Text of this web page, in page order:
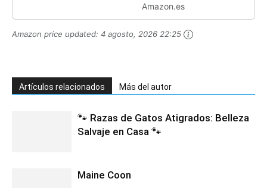
Amazon.es
Amazon price updated: 4 agosto, 2026 22:25
Artículos relacionados Más del autor
🐾 Razas de Gatos Atigrados: Belleza
Salvaje en Casa 🐾
Maine Coon